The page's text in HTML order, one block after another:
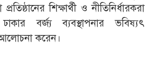
শিক্ষার্থী ও নীতিনির্ধারকরা
বর্জ্য ব্যবস্থাপনার ভবিষ্যৎ
করেন।